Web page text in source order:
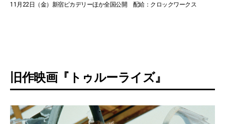
11月22日（金）新宿ピカデリーほか全国公開 配給：クロックワークス
旧作映画『トゥルーライズ』